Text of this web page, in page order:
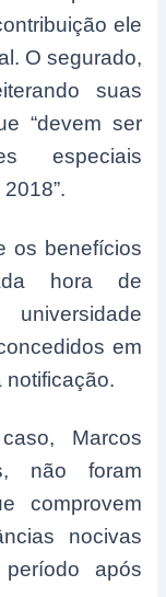
ele
O segurado,
suas
“devem ser
especiais
os benefícios
hora de
em
notificação.
Marcos
não foram
comprovem
nocivas
após